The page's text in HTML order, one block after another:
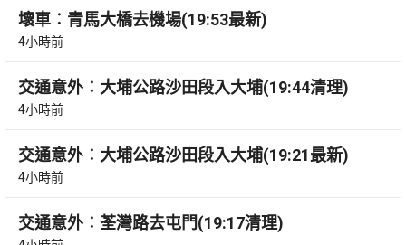
壞車︰青馬大橋去機場(19:53最新)
4小時前
交通意外︰大埔公路沙田段入大埔(19:44清理)
4小時前
交通意外︰大埔公路沙田段入大埔(19:21最新)
4小時前
交通意外︰荃灣路去屯門(19:17清理)